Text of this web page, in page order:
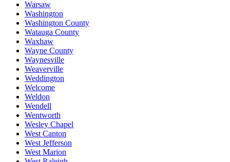
Warsaw
Washington
Washington County
Watauga County
Waxhaw
Wayne County
Waynesville
Weaverville
Weddington
Welcome
Weldon
Wendell
Wentworth
Wesley Chapel
West Canton
West Jefferson
West Marion